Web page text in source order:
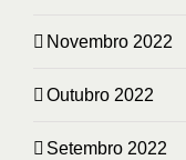
Novembro 2022
Outubro 2022
Setembro 2022